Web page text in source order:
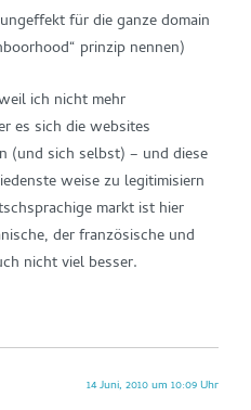
für die ganze domain
prinzip nennen)
ich nicht mehr
es sich die websites
(und sich selbst) – und diese
weise zu legitimisiern
markt ist hier
der französische und
nicht viel besser.
14 Juni, 2010 um 10:09 Uhr